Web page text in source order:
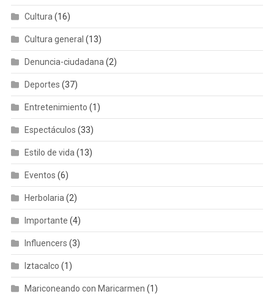
Cultura (16)
Cultura general (13)
Denuncia-ciudadana (2)
Deportes (37)
Entretenimiento (1)
Espectáculos (33)
Estilo de vida (13)
Eventos (6)
Herbolaria (2)
Importante (4)
Influencers (3)
Iztacalco (1)
Mariconeando con Maricarmen (1)